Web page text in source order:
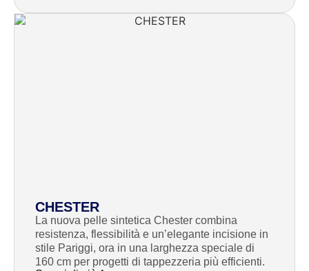
CHESTER
La nuova pelle sintetica Chester combina
resistenza, flessibilità e un’elegante incisione in
stile Pariggi, ora in una larghezza speciale di
160 cm per progetti di tappezzeria più efficienti.